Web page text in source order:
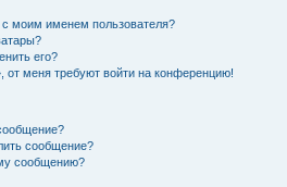
моим именем пользователя?
его?
от меня требуют войти на конференцию!
сообщение?
сообщению?